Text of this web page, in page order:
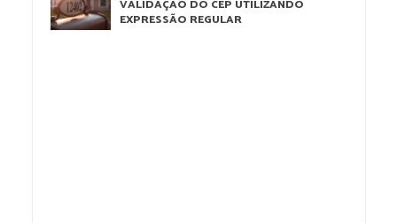
VALIDAÇÃO DO CEP UTILIZANDO
EXPRESSÃO REGULAR